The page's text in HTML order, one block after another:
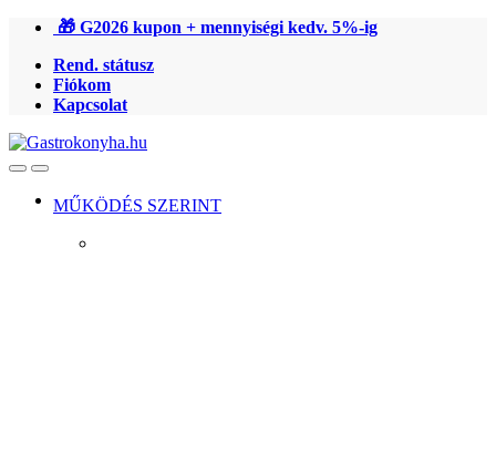
Ugrás
navigációhoz
Ugrás
tartalomra
🎁 G2026 kupon + mennyiségi kedv. 5%-ig
Rend. státusz
Fiókom
Kapcsolat
OpenClose
MŰKÖDÉS SZERINT